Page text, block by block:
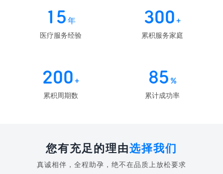
15 年
医疗服务经验
300 +
累积服务家庭
200 +
累积周期数
85 %
累计成功率
您有充足的理由选择我们
真诚相伴，全程助孕，绝不在品质上放松要求